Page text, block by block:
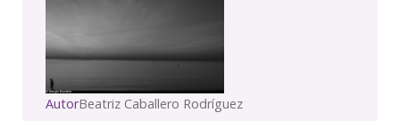
AutorBeatriz Caballero Rodríguez